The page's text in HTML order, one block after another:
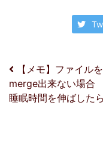
投稿ナ
【メモ】ファイル
merge出来ない場合
睡眠時間を伸ばした